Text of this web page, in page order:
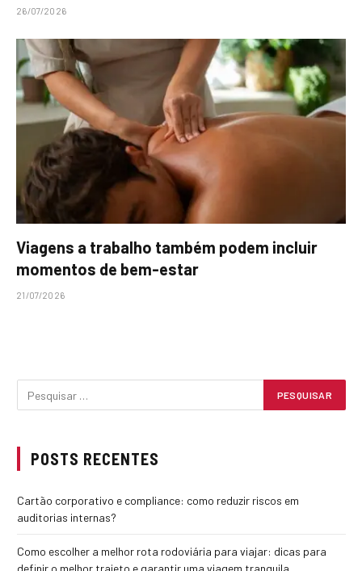
26/07/2026
Viagens a trabalho também podem incluir
momentos de bem-estar
21/07/2026
POSTS RECENTES
Cartão corporativo e compliance: como reduzir riscos em
auditorias internas?
Como escolher a melhor rota rodoviária para viajar: dicas para